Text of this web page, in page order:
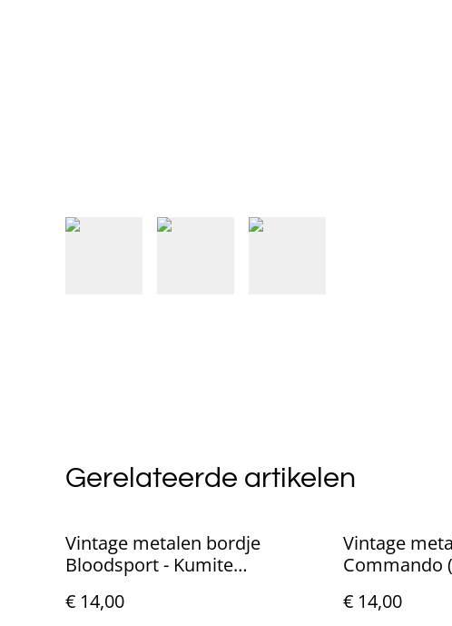
Gerelateerde artikelen
Vintage metalen bordje
Bloodsport - Kumite
€ 14,00
Vintage
Commando
€ 14,00